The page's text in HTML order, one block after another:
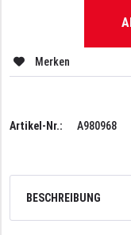
Merken
Artikel-Nr.: A980968
BESCHREIBUNG